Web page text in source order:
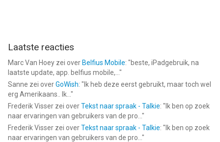
Laatste reacties
Marc Van Hoey zei over Belfius Mobile: "beste, iPadgebruik, na
laatste update, app. belfius mobile,... "
Sanne zei overGoWish: " Ik heb deze eerst gebruikt, maar toch wel
erg Amerikaans.. Ik... "
Frederik Visser zei overTekst naar spraak - Talkie: " Ik ben op zoek
naar ervaringen van gebruikers van de pro... "
Frederik Visser zei overTekst naar spraak - Talkie: " Ik ben op zoek
naar ervaringen van gebruikers van de pro... "